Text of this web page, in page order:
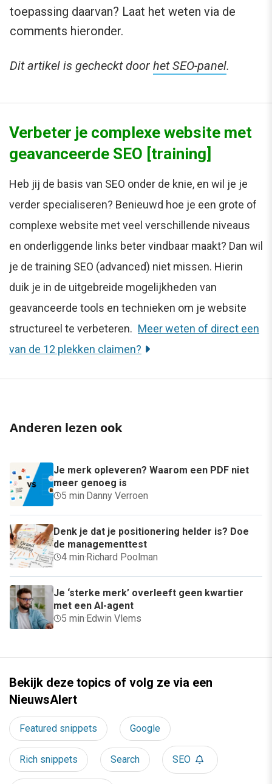
toepassing daarvan? Laat het weten via de
comments hieronder.
Dit artikel is gecheckt door het SEO-panel.
Verbeter je complexe website met
geavanceerde SEO [training]
Heb jij de basis van SEO onder de knie, en wil je je
verder specialiseren? Benieuwd hoe je een grote of
complexe website met veel verschillende niveaus
en onderliggende links beter vindbaar maakt? Dan wil
je de training SEO (advanced) niet missen. Hierin
duik je in de uitgebreide mogelijkheden van
geavanceerde tools en technieken om je website
structureel te verbeteren. Meer weten of direct een
van de 12 plekken claimen?
Anderen lezen ook
Je merk opleveren? Waarom een PDF niet
meer genoeg is
5 min·Danny Verroen
Denk je dat je positionering helder is? Doe
de managementtest
4 min·Richard Poolman
Je ‘sterke merk’ overleeft geen kwartier
met een AI-agent
5 min·Edwin Vlems
Bekijk deze topics of volg ze via een
NieuwsAlert
Featured snippets Google
Rich snippets Search SEO